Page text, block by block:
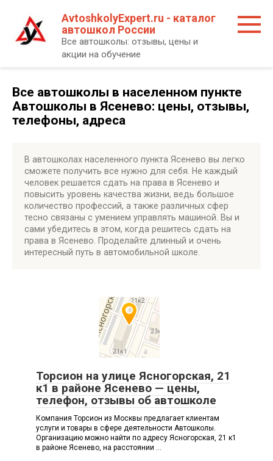
контенту
AvtoshkolyExpert.ru - каталог
автошкол России
Все автошколы: отзывы, цены и
акции на обучение
Все автошколы в населенном пункте
Автошколы в Ясенево: цены, отзывы,
телефоны, адреса
В автошколах населенного пункта Ясенево вы легко
сможете получить все нужно для себя. Не каждый
человек решается сдать на права в Ясенево и
повысить уровень качества жизни, ведь большое
количество профессий, а также различных сфер
тесно связаны с умением управлять машиной. Вы и
сами убедитесь в этом, когда решитесь сдать на
права в Ясенево. Проделайте длинный и очень
интересный путь в автомобильной школе.
Торсион на улице Ясногорская, 21
к1 в районе Ясенево — цены,
телефон, отзывы об автошколе
Компания Торсион из Москвы предлагает клиентам
услуги и товары в сфере деятельности Автошколы.
Организацию можно найти по адресу Ясногорская, 21 к1
в районе Ясенево, на расстоянии ...